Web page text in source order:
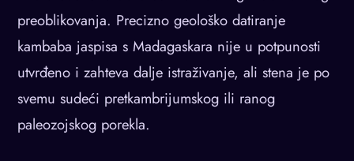
preoblikovanja. Precizno geološko datiranje
kambaba jaspisa s Madagaskara nije u potpunosti
utvrđeno i zahteva dalje istraživanje, ali stena je po
svemu sudeći pretkambrijumskog ili ranog
paleozojskog porekla.